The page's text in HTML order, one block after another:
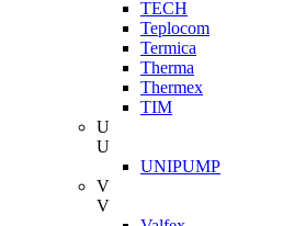
TECH
Teplocom
Termica
Therma
Thermex
TIM
U
U
UNIPUMP
V
V